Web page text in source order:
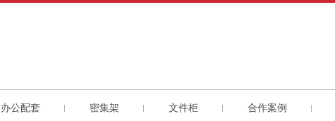
办公配套 密集架 文件柜 合作案例